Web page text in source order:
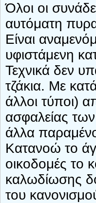
Όλοι οι
αυτόματη
Είναι
υφιστάμενη
Τεχνικά δεν
τζάκια. Με
άλλοι τύποι)
ασφαλείας
άλλα
Κατανοώ το
οικοδομές το
καλωδίωσης
του